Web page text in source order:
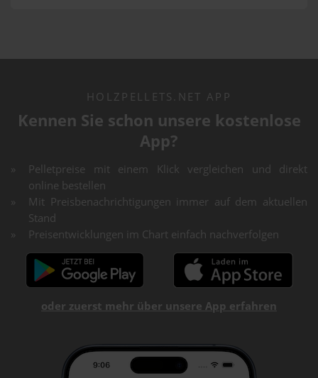
HOLZPELLETS.NET APP
Kennen Sie schon unsere kostenlose
App?
Pelletpreise mit einem Klick vergleichen und direkt
online bestellen
Mit Preisbenachrichtigungen immer auf dem aktuellen
Stand
Preisentwicklungen im Chart einfach nachverfolgen
oder zuerst mehr über unsere App erfahren